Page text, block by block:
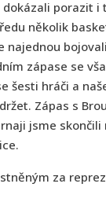
dokázali porazit i
několik
zápase se
šesti hráči a
Zápas s
jsme skončili
za